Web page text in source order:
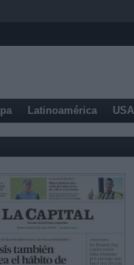
Latinoamérica USA